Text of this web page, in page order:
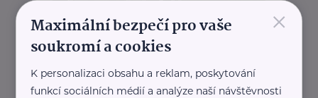
×
Maximální bezpečí pro vaše
soukromí a cookies
K personalizaci obsahu a reklam, poskytování
funkcí sociálních médií a analýze naší návštěvnosti